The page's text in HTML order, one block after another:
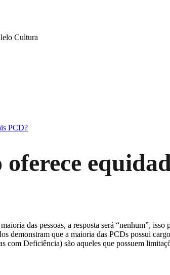
Cultura
PCD?
das pessoas, a resposta será “nenhum”,
demonstram que a maioria das PCDs possui
com Deficiência) são aqueles que possuem